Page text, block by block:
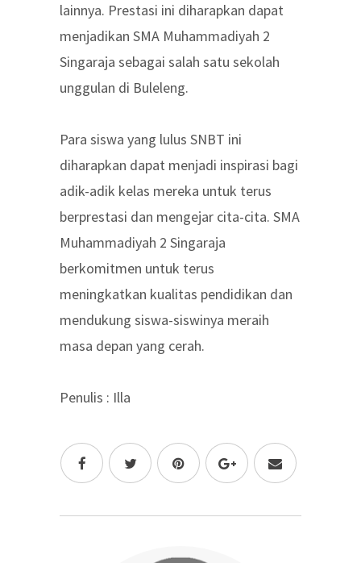
lainnya. Prestasi ini diharapkan dapat
menjadikan SMA Muhammadiyah 2
Singaraja sebagai salah satu sekolah
unggulan di Buleleng.
Para siswa yang lulus SNBT ini
diharapkan dapat menjadi inspirasi bagi
adik-adik kelas mereka untuk terus
berprestasi dan mengejar cita-cita. SMA
Muhammadiyah 2 Singaraja
berkomitmen untuk terus
meningkatkan kualitas pendidikan dan
mendukung siswa-siswinya meraih
masa depan yang cerah.
Penulis : Illa